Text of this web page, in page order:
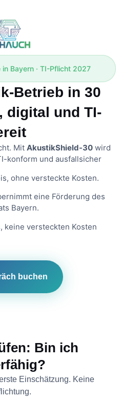
Bayern · TI-Pflicht 2027
Betrieb in 30
digital und TI-
Mit AkustikShield-30 wird
konform und ausfallsicher
ohne versteckte Kosten.
eine Förderung des
Bayern.
keine versteckten Kosten
buchen
Bin ich
Einschätzung. Keine